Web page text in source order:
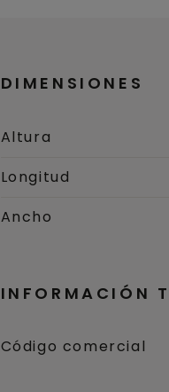
DIMENSIONES
Altura
Longitud
Ancho
INFORMACIÓN
Código comercial